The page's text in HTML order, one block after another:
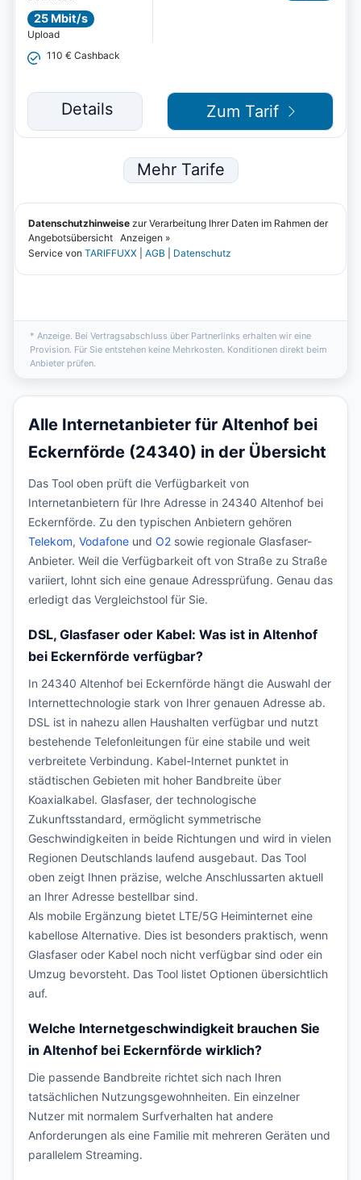
* Anzeige. Bei Vertragsabschluss über Partnerlinks erhalten wir eine
Provision. Für Sie entstehen keine Mehrkosten. Konditionen direkt beim
Anbieter prüfen.
Alle Internetanbieter für Altenhof bei
Eckernförde (24340) in der Übersicht
Das Tool oben prüft die Verfügbarkeit von
Internetanbietern für Ihre Adresse in 24340 Altenhof bei
Eckernförde. Zu den typischen Anbietern gehören
Telekom, Vodafone und O2 sowie regionale Glasfaser-
Anbieter. Weil die Verfügbarkeit oft von Straße zu Straße
variiert, lohnt sich eine genaue Adressprüfung. Genau das
erledigt das Vergleichstool für Sie.
DSL, Glasfaser oder Kabel: Was ist in Altenhof
bei Eckernförde verfügbar?
In 24340 Altenhof bei Eckernförde hängt die Auswahl der
Internettechnologie stark von Ihrer genauen Adresse ab.
DSL ist in nahezu allen Haushalten verfügbar und nutzt
bestehende Telefonleitungen für eine stabile und weit
verbreitete Verbindung. Kabel-Internet punktet in
städtischen Gebieten mit hoher Bandbreite über
Koaxialkabel. Glasfaser, der technologische
Zukunftsstandard, ermöglicht symmetrische
Geschwindigkeiten in beide Richtungen und wird in vielen
Regionen Deutschlands laufend ausgebaut. Das Tool
oben zeigt Ihnen präzise, welche Anschlussarten aktuell
an Ihrer Adresse bestellbar sind.
Als mobile Ergänzung bietet LTE/5G Heiminternet eine
kabellose Alternative. Dies ist besonders praktisch, wenn
Glasfaser oder Kabel noch nicht verfügbar sind oder ein
Umzug bevorsteht. Das Tool listet Optionen übersichtlich
auf.
Welche Internetgeschwindigkeit brauchen Sie
in Altenhof bei Eckernförde wirklich?
Die passende Bandbreite richtet sich nach Ihren
tatsächlichen Nutzungsgewohnheiten. Ein einzelner
Nutzer mit normalem Surfverhalten hat andere
Anforderungen als eine Familie mit mehreren Geräten und
parallelem Streaming.